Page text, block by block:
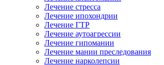
Лечение стресса
Лечение ипохондрии
Лечение ГТР
Лечение аутоагрессии
Лечение гипомании
Лечение мании преследования
Лечение нарколепсии